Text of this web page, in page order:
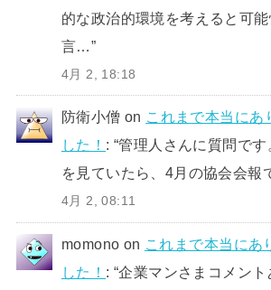
的な政治的環境を考えると可
言…”
4月 2, 18:18
防衛小僧 on これまで本当にあ
した！ : “管理人さんに質問で
を見ていたら、4月の協会会
4月 2, 08:11
momono on これまで本当にあ
した！ : “企業マンさまコメン